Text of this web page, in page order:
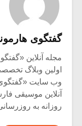
گفتگوی
اولین وبلاگ
وب سایت «گفتگوی
آنلاین موسیقی
روزانه به